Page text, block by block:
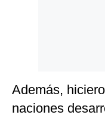
Además,
naciones